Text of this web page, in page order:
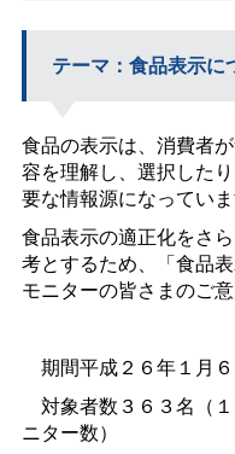
テーマ：食品表示に
食品の表示は、消費者
容を理解し、選択した
要な情報源になっていま
食品表示の適正化をさ
考とするため、「食品
モニターの皆さまのご
期間平成２６年１月６
対象者数３６３名（
ニター数）